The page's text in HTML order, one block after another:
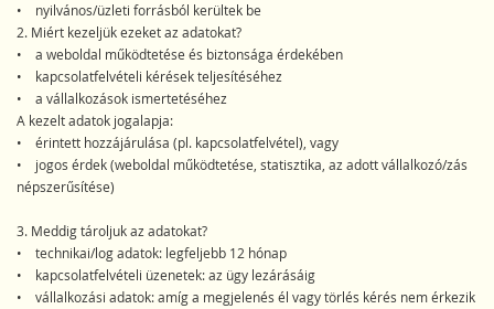
• nyilvános/üzleti forrásból kerültek be
2. Miért kezeljük ezeket az adatokat?
• a weboldal működtetése és biztonsága érdekében
• kapcsolatfelvételi kérések teljesítéséhez
• a vállalkozások ismertetéséhez
A kezelt adatok jogalapja:
• érintett hozzájárulása (pl. kapcsolatfelvétel), vagy
• jogos érdek (weboldal működtetése, statisztika, az adott vállalkozó/zás
népszerűsítése)
3. Meddig tároljuk az adatokat?
• technikai/log adatok: legfeljebb 12 hónap
• kapcsolatfelvételi üzenetek: az ügy lezárásáig
• vállalkozási adatok: amíg a megjelenés él vagy törlés kérés nem érkezik